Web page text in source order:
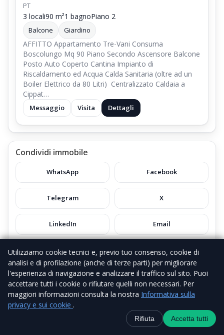
PT
3 locali90 m²1 bagnoPiano 2
Balcone Giardino
AFFITTO Appartamento Tre-Vani Consuma
Boscolungo Mq 90 Piano Secondo Ascensore Balcone
Posto Auto Coperto Cantina Impianto di
Riscaldamento ed Acqua Calda Sanitaria (oltre ad un
Boiler Elettrico da 80 Litri) Centralizzato Caldaia a
Cippat…
Messaggio Visita Dettagli
Condividi immobile
WhatsApp Facebook
Telegram X
LinkedIn Email
Copia link
Contatta
Nome e cognome
Utilizziamo cookie tecnici e, previo tuo consenso, cookie di
analisi e di profilazione (anche di terze parti) per migliorare
l'esperienza di navigazione e analizzare il traffico sul sito. Puoi
accettare tutti i cookie o rifiutare quelli non necessari. Per
maggiori informazioni consulta la nostra Informativa sulla
privacy e sui cookie .
Rifiuta Accetta tutti
WhatsApp Canale